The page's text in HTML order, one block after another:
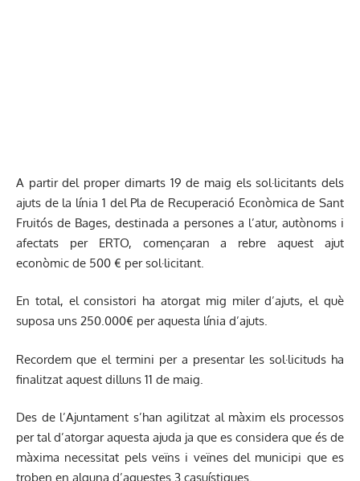
A partir del proper dimarts 19 de maig els sol·licitants dels
ajuts de la línia 1 del Pla de Recuperació Econòmica de Sant
Fruitós de Bages, destinada a persones a l’atur, autònoms i
afectats per ERTO, començaran a rebre aquest ajut
econòmic de 500 € per sol·licitant.
En total, el consistori ha atorgat mig miler d’ajuts, el què
suposa uns 250.000€ per aquesta línia d’ajuts.
Recordem que el termini per a presentar les sol·licituds ha
finalitzat aquest dilluns 11 de maig.
Des de l’Ajuntament s’han agilitzat al màxim els processos
per tal d’atorgar aquesta ajuda ja que es considera que és de
màxima necessitat pels veïns i veïnes del municipi que es
troben en alguna d’aquestes 3 casuístiques.